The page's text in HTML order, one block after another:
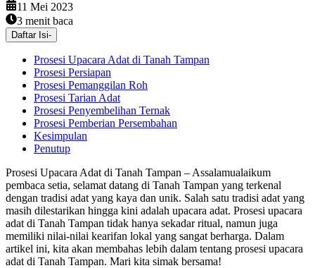
11 Mei 2023
3 menit baca
Daftar Isi-
Prosesi Upacara Adat di Tanah Tampan
Prosesi Persiapan
Prosesi Pemanggilan Roh
Prosesi Tarian Adat
Prosesi Penyembelihan Ternak
Prosesi Pemberian Persembahan
Kesimpulan
Penutup
Prosesi Upacara Adat di Tanah Tampan – Assalamualaikum
pembaca setia, selamat datang di Tanah Tampan yang terkenal
dengan tradisi adat yang kaya dan unik. Salah satu tradisi adat yang
masih dilestarikan hingga kini adalah upacara adat. Prosesi upacara
adat di Tanah Tampan tidak hanya sekadar ritual, namun juga
memiliki nilai-nilai kearifan lokal yang sangat berharga. Dalam
artikel ini, kita akan membahas lebih dalam tentang prosesi upacara
adat di Tanah Tampan. Mari kita simak bersama!